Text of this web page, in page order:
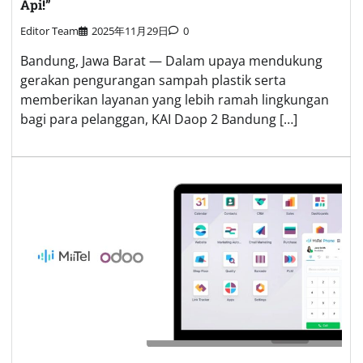
Api!”
Editor Team 2025年11月29日 0
Bandung, Jawa Barat — Dalam upaya mendukung
gerakan pengurangan sampah plastik serta
memberikan layanan yang lebih ramah lingkungan
bagi para pelanggan, KAI Daop 2 Bandung […]